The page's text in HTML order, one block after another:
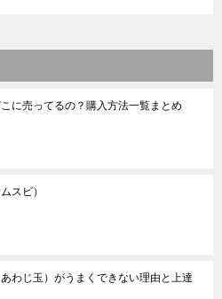
に売ってるの？購入方法一覧まとめ
スビ）
わじ玉）がうまくできない理由と上達